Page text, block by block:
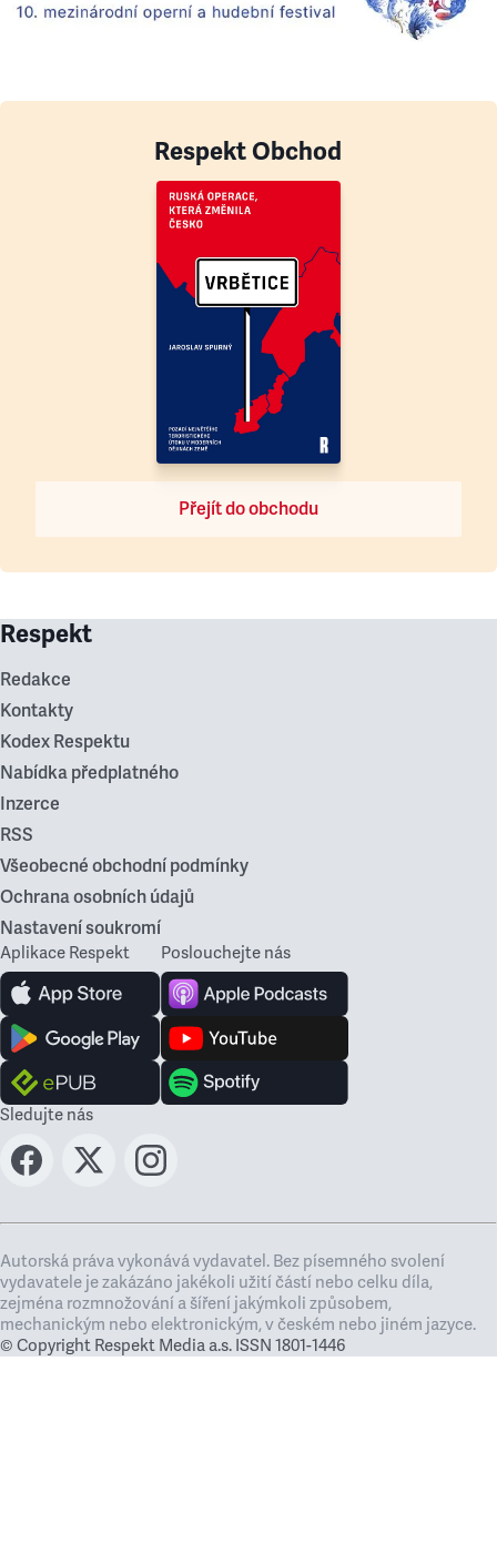
Respekt Obchod
Přejít do obchodu
Respekt
Redakce
Kontakty
Kodex Respektu
Nabídka předplatného
Inzerce
RSS
Všeobecné obchodní podmínky
Ochrana osobních údajů
Nastavení soukromí
Aplikace Respekt Poslouchejte nás
Sledujte nás
Autorská práva vykonává vydavatel. Bez písemného svolení
vydavatele je zakázáno jakékoli užití částí nebo celku díla,
zejména rozmnožování a šíření jakýmkoli způsobem,
mechanickým nebo elektronickým, v českém nebo jiném jazyce.
© Copyright Respekt Media a.s. ISSN 1801-1446